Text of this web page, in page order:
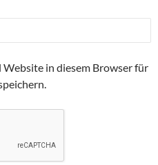
in diesem Browser für